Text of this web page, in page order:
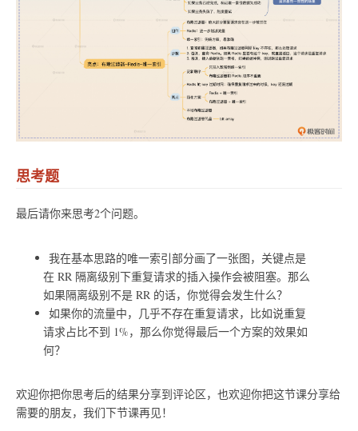
思考题
最后请你来思考2个问题。
我在基本思路的唯一索引部分画了一张图，关键点是
在 RR 隔离级别下重复请求的插入操作会被阻塞。那么
如果隔离级别不是 RR 的话，你觉得会发生什么？
如果你的流量中，几乎不存在重复请求，比如说重复
请求占比不到 1%，那么你觉得最后一个方案的效果如
何？
欢迎你把你思考后的结果分享到评论区，也欢迎你把这节课分享给
需要的朋友，我们下节课再见！